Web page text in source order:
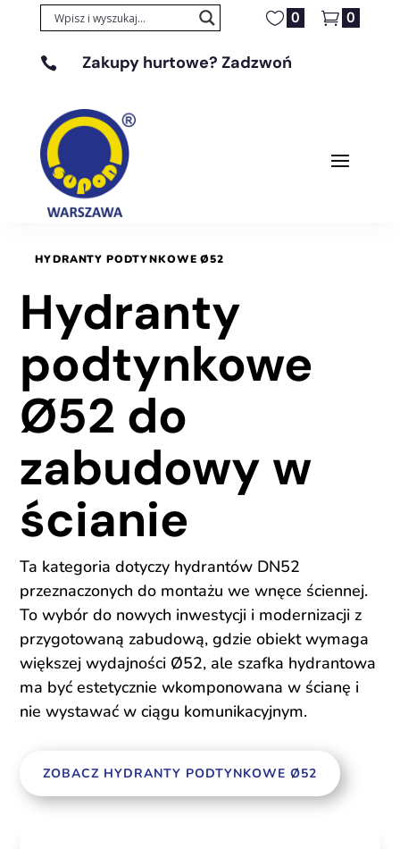
0 0
 Zakupy hurtowe? Zadzwoń
HYDRANTY PODTYNKOWE Ø52
Hydranty
podtynkowe
Ø52 do
zabudowy w
ścianie
Ta kategoria dotyczy hydrantów DN52
przeznaczonych do montażu we wnęce ściennej.
To wybór do nowych inwestycji i modernizacji z
przygotowaną zabudową, gdzie obiekt wymaga
większej wydajności Ø52, ale szafka hydrantowa
ma być estetycznie wkomponowana w ścianę i
nie wystawać w ciągu komunikacyjnym.
ZOBACZ HYDRANTY PODTYNKOWE Ø52